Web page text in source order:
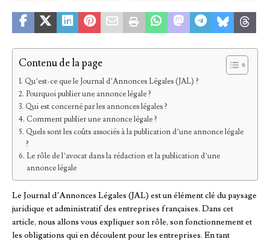
Contenu de la page
Qu’est-ce que le Journal d’Annonces Légales (JAL) ?
Pourquoi publier une annonce légale ?
Qui est concerné par les annonces légales ?
Comment publier une annonce légale ?
Quels sont les coûts associés à la publication d’une annonce légale
?
Le rôle de l’avocat dans la rédaction et la publication d’une
annonce légale
Le Journal d’Annonces Légales (JAL) est un élément clé du paysage
juridique et administratif des entreprises françaises. Dans cet
article, nous allons vous expliquer son rôle, son fonctionnement et
les obligations qui en découlent pour les entreprises. En tant